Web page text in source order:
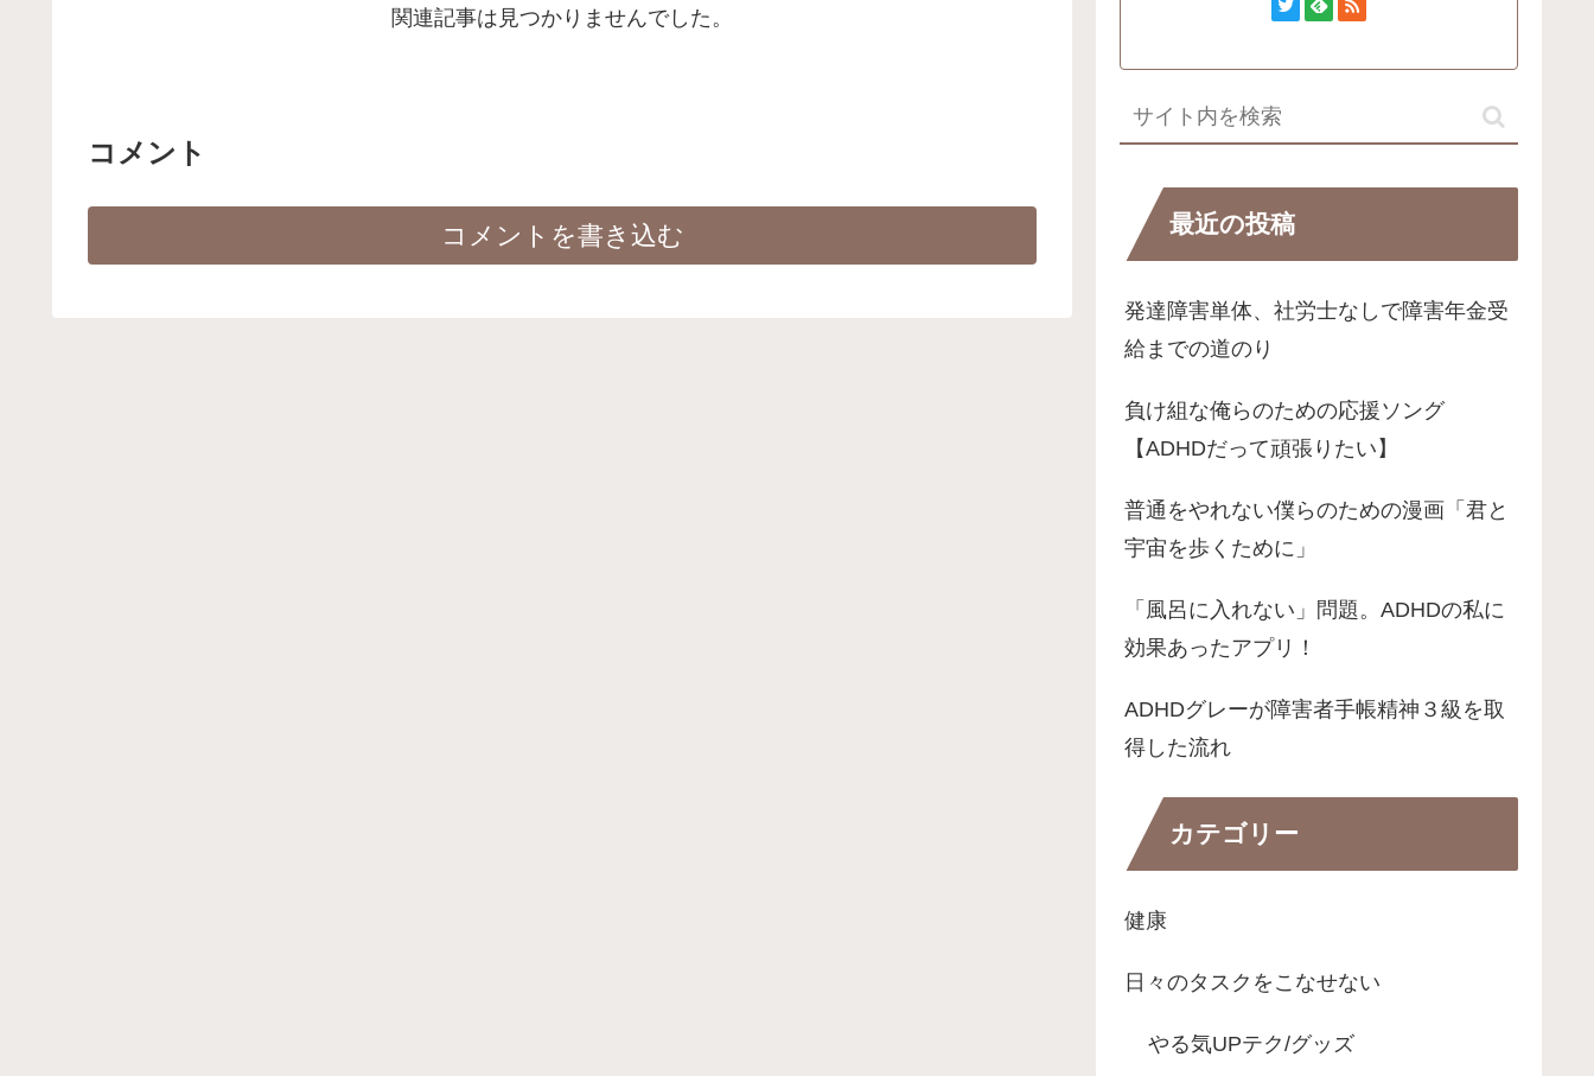
関連記事は見つかりませんでした。
コメント
コメントを書き込む 最近の投稿
発達障害単体、社労士なしで障害年金受
給までの道のり
負け組な俺らのための応援ソング
【ADHDだって頑張りたい】
普通をやれない僕らのための漫画「君と
宇宙を歩くために」
「風呂に入れない」問題。ADHDの私に
効果あったアプリ！
ADHDグレーが障害者手帳精神３級を取
得した流れ
カテゴリー
健康
日々のタスクをこなせない
やる気UPテク/グッズ